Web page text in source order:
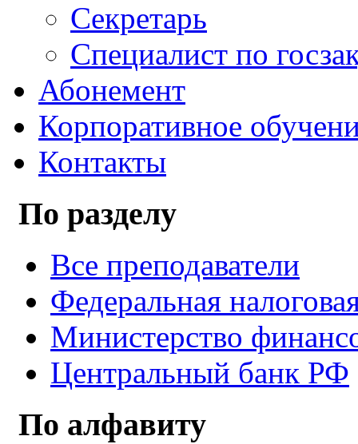
Секретарь
Специалист по
Абонемент
Корпоративное
Контакты
По разделу
Все преподаватели
Федеральная
Министерство
Центральный банк РФ
По алфавиту